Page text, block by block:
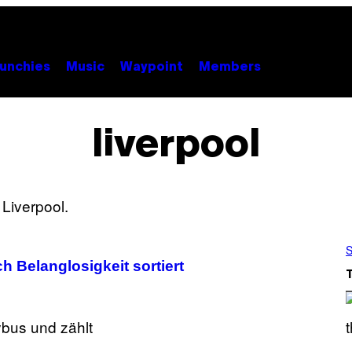
Music Waypoint Members
liverpool
Belanglosigkeit sortiert